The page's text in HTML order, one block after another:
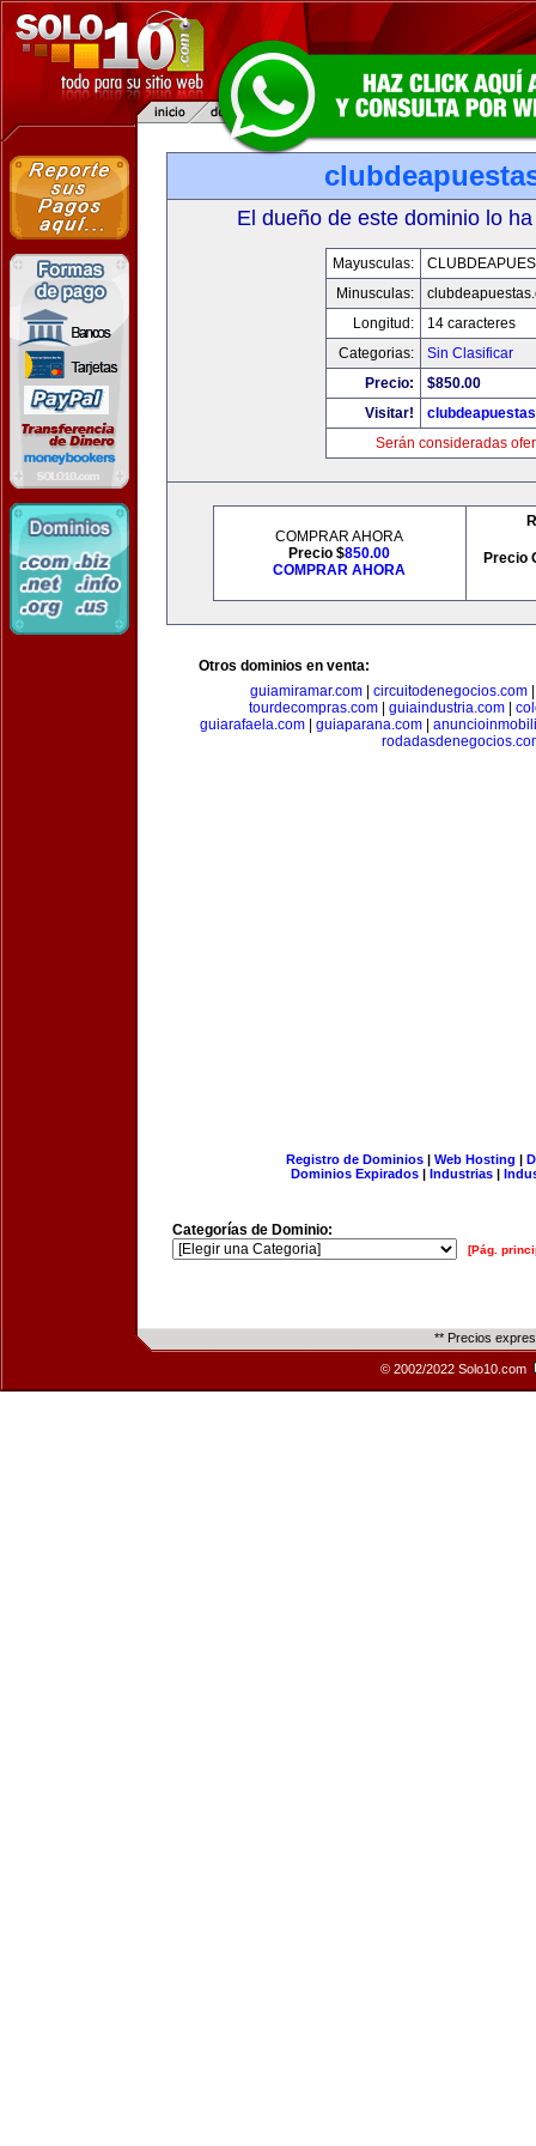
El dueño de este dominio lo
Mayusculas:
Minusculas:
Longitud:
14 caracteres
Categorias:
Sin Clasificar
Precio:
$850.00
Visitar!
Serán consideradas
COMPRAR AHORA
Precio $850.00
COMPRAR AHORA
Precio
Otros dominios en venta:
guiamiramar.com
circuitodenegocios.com
tourdecompras.com
guiaindustria.com
guiarafaela.com| guiaparana.com|
Registro de Dominios| Web Hosting |
Dominios Expirados | Industrias |
Categorías de Dominio:
[Pág.
** Precios
© 2002/2022 Solo10.com